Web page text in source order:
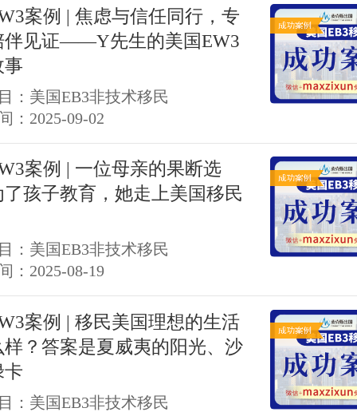
案例 | 焦虑与信任同行，专
伴见证——Y先生的美国EW3
事
：美国EB3非技术移民
：2025-09-02
案例 | 一位母亲的果断选
孩子教育，她走上美国移民
：美国EB3非技术移民
：2025-08-19
案例 | 移民美国理想的生活
样？答案是夏威夷的阳光、沙
卡
：美国EB3非技术移民